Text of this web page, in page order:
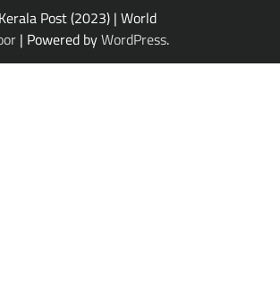
Post (2023) | World
| Powered byWordPress.